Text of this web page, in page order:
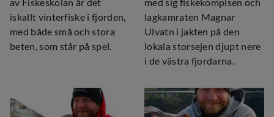
av Fiskeskolan är det
iskallt vinterfiske i fjorden,
med både små och stora
beten, som står på spel.
med sig fiskekompisen och
lagkamraten Magnar
Ulvatn i jakten på den
lokala storsejen djupt nere
i de västra fjordarna.